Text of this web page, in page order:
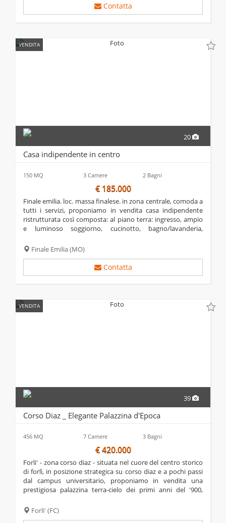
Contatta
VENDITA
20
Casa indipendente in centro
150 MQ 3 Camere 2 Bagni
€ 185.000
finale emilia. loc. massa finalese. in zona centrale, comoda a
tutti i servizi, proponiamo in vendita casa indipendente
ristrutturata così composta: al piano terra: ingresso, ampio
e luminoso soggiorno, cucinotto, bagno/lavanderia,
al piano primo, due...
Finale Emilia(MO)
Contatta
VENDITA
39
Corso Diaz _ Elegante Palazzina d'Epoca
456 MQ 7 Camere 3 Bagni
€ 420.000
forli' - zona corso diaz - situata nel cuore del centro storico
di forlì, in posizione strategica su corso diaz e a pochi passi
dal campus universitario, proponiamo in vendita una
prestigiosa palazzina terra-cielo dei primi anni del '900,
apre su un ampio...
Forli' (FC)